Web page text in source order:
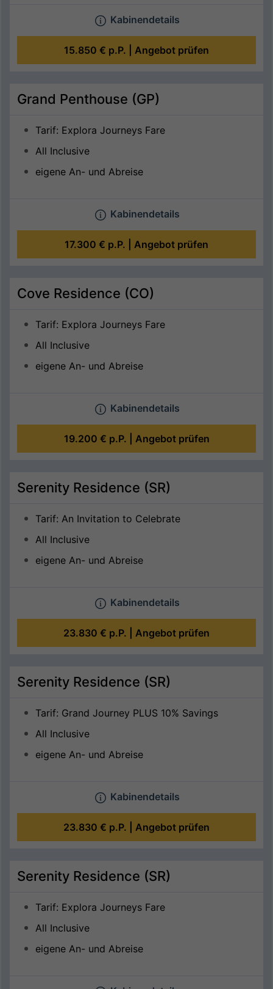
Kabinendetails
15.850 € p.P. | Angebot prüfen
Grand Penthouse (GP)
Tarif: Explora Journeys Fare
All Inclusive
eigene An- und Abreise
Kabinendetails
17.300 € p.P. | Angebot prüfen
Cove Residence (CO)
Tarif: Explora Journeys Fare
All Inclusive
eigene An- und Abreise
Kabinendetails
19.200 € p.P. | Angebot prüfen
Serenity Residence (SR)
Tarif: An Invitation to Celebrate
All Inclusive
eigene An- und Abreise
Kabinendetails
23.830 € p.P. | Angebot prüfen
Serenity Residence (SR)
Tarif: Grand Journey PLUS 10% Savings
All Inclusive
eigene An- und Abreise
Kabinendetails
23.830 € p.P. | Angebot prüfen
Serenity Residence (SR)
Tarif: Explora Journeys Fare
All Inclusive
eigene An- und Abreise